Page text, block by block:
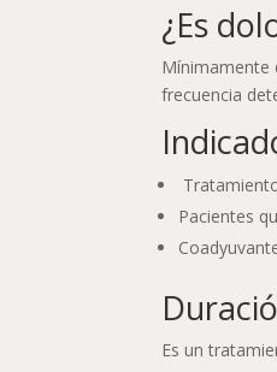
¿Es
Mínimamente
frecuencia
Pacientes
Es un